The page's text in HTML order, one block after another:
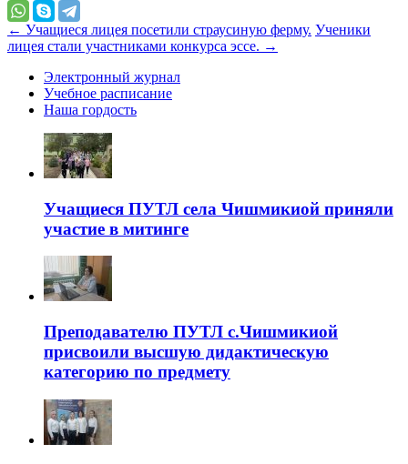
← Учащиеся лицея посетили страусиную ферму. Ученики
лицея стали участниками конкурса эссе. →
Электронный журнал
Учебное расписание
Наша гордость
Учащиеся ПУТЛ села Чишмикиой приняли
участие в митинге
Преподавателю ПУТЛ с.Чишмикиой
присвоили высшую дидактическую
категорию по предмету